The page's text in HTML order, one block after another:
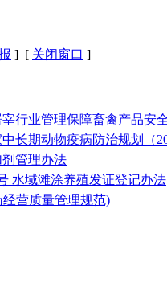
] [ 关闭窗口 ]
行业管理保障畜禽产品安
长期动物疫病防治规划（
剂管理办法
水域滩涂养殖发证登记办法
经营质量管理规范)